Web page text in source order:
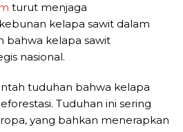
turut menjaga
kelapa sawit dalam
bahwa kelapa sawit
nasional.
tuduhan bahwa kelapa
Tuduhan ini sering
yang bahkan menerapkan